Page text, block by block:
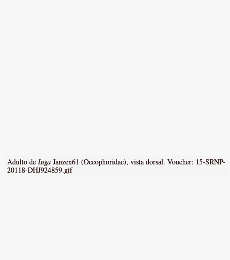
Adulto de Inga Janzen61 (Oecophoridae), vista dorsal. Voucher: 15-SRNP-
20118-DHJ924859.gif